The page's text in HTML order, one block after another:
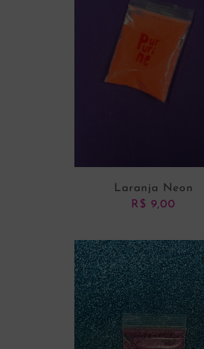
ADICIONAR AO
Laranja Neon
R$ 9,00